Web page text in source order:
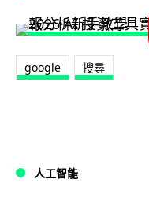
google 搜尋
人工智能